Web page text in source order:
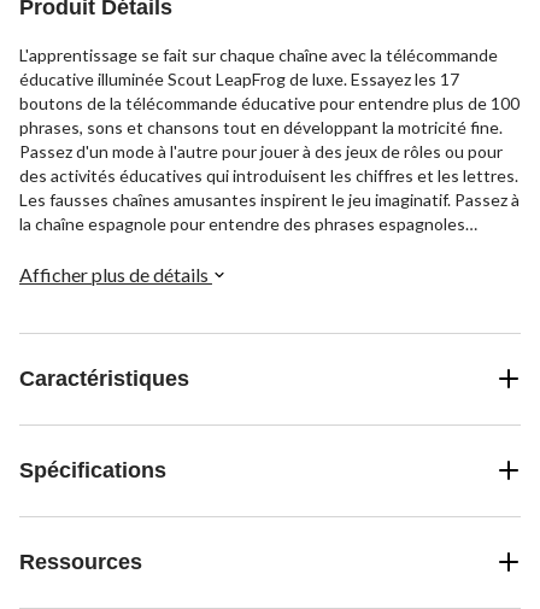
Produit Détails
L'apprentissage se fait sur chaque chaîne avec la télécommande
éducative illuminée Scout LeapFrog de luxe. Essayez les 17
boutons de la télécommande éducative pour entendre plus de 100
phrases, sons et chansons tout en développant la motricité fine.
Passez d'un mode à l'autre pour jouer à des jeux de rôles ou pour
des activités éducatives qui introduisent les chiffres et les lettres.
Les fausses chaînes amusantes inspirent le jeu imaginatif. Passez à
la chaîne espagnole pour entendre des phrases espagnoles
sur la chaîne musicale et entendez des sons de pluie, de neige et
pour une utilisation régulière
Afficher plus de détails
Caractéristiques
Spécifications
Ressources